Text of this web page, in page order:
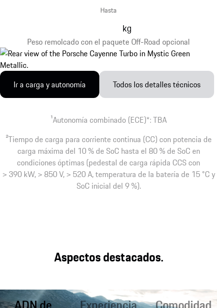
Peso remolcado con el paquete Off-Road opcional
Hasta
kg
Ir a carga y autonomía Todos los detalles técnicos
1Autonomía combinado (ECE)*: TBA
2Tiempo de carga para corriente continua (CC) con potencia de
carga máxima del 10 % de SoC hasta el 80 % de SoC en
condiciones óptimas (pedestal de carga rápida CCS con
> 390 kW, > 850 V, > 520 A, temperatura de la batería de 15 °C y
SoC inicial del 9 %).
Aspectos destacados.